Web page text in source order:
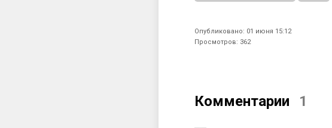
Опубликовано: 01 июня 15:12
Просмотров: 362
Комментарии 1